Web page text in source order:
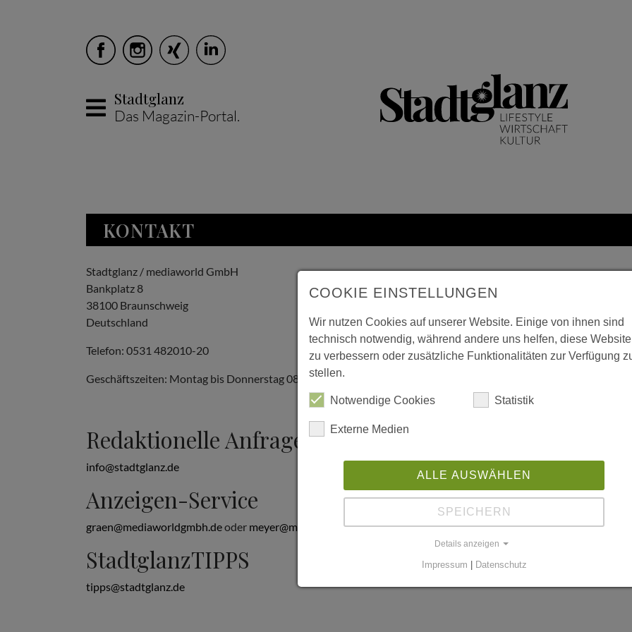
Stadtglanz
Das Magazin-Portal.
KONTAKT
Stadtglanz / mediaworld GmbH
Bankplatz 8
38100 Braunschweig
Deutschland
Telefon: 0531 482010-20
Geschäftszeiten: Montag bis Donnerstag 08:00 bis 18:00; Freitag 08:00 bis 15:00
Redaktionelle Anfragen
info@stadtglanz.de
Anzeigen-Service
graen@mediaworldgmbh.deoder meyer@mediaworldgmbh.de
StadtglanzTIPPS
tipps@stadtglanz.de
COOKIE EINSTELLUNGEN
Wir nutzen Cookies auf unserer Website. Einige von ihnen sind
technisch notwendig, während andere uns helfen, diese Website
zu verbessern oder zusätzliche Funktionalitäten zur Verfügung
stellen.
Notwendige Cookies Statistik
Externe Medien
ALLE AUSWÄHLEN
SPEICHERN
Details anzeigen
Impressum Datenschutz